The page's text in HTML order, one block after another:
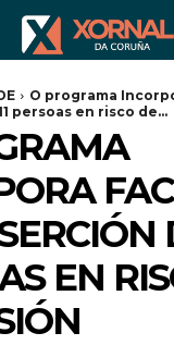
O programa
persoas en risco de...
EN